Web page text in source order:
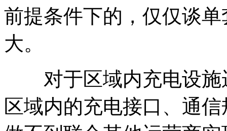
前提条件下的，仅仅谈
大。
对于区域内充电设施
区域内的充电接口、通